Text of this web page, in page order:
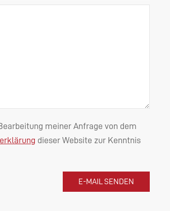
meiner Anfrage von dem
dieser Website zur Kenntnis